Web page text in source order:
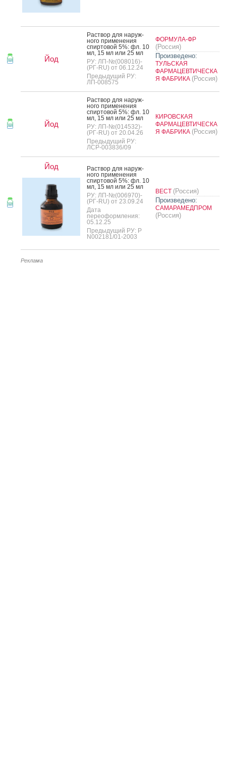
Йод
Рас­твор для на­руж­
но­го при­мене­ния
спир­то­вой 5%: фл. 10
мл, 15 мл или 25 мл
РУ: ЛП-№(008016)-
(РГ-RU) от 06.12.24
Предыдущий РУ:
ЛП-008575
ФОРМУЛА-ФР
(Россия)
Произведено:
ТУЛЬСКАЯ
ФАРМАЦЕВТИЧЕСКА
Я ФАБРИКА (Россия)
Йод
Рас­твор для на­руж­
но­го при­мене­ния
спир­то­вой 5%: фл. 10
мл, 15 мл или 25 мл
РУ: ЛП-№(014532)-
(РГ-RU) от 20.04.26
Предыдущий РУ:
ЛСР-003836/09
КИРОВСКАЯ
ФАРМАЦЕВТИЧЕСКА
Я ФАБРИКА (Россия)
Йод
Рас­твор для на­руж­
но­го при­мене­ния
спир­то­вой 5%: фл. 10
мл, 15 мл или 25 мл
РУ: ЛП-№(006970)-
(РГ-RU) от 23.09.24
Дата
переоформления:
05.12.25
Предыдущий РУ: Р
N002181/01-2003
ВЕСТ (Россия)
Произведено:
САМАРАМЕДПРОМ
(Россия)
Реклама